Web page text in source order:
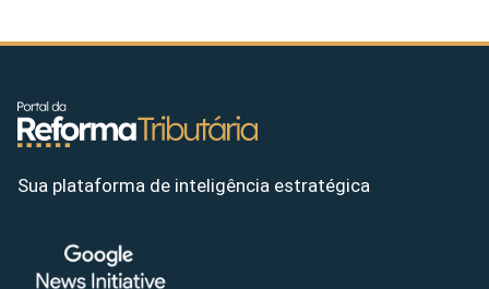
Sua plataforma de inteligência estratégica